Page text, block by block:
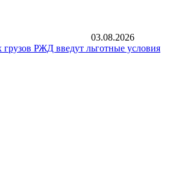
03.08.2026
грузов РЖД введут льготные условия